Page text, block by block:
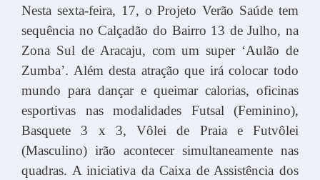
Nesta sexta-feira, 17, o Projeto Verão Saúde tem
sequência no Calçadão do Bairro 13 de Julho, na
Zona Sul de Aracaju, com um super ‘Aulão de
Zumba’. Além desta atração que irá colocar todo
mundo para dançar e queimar calorias, oficinas
esportivas nas modalidades Futsal (Feminino),
Basquete 3 x 3, Vôlei de Praia e Futvôlei
(Masculino) irão acontecer simultaneamente nas
quadras. A iniciativa da Caixa de Assistência dos